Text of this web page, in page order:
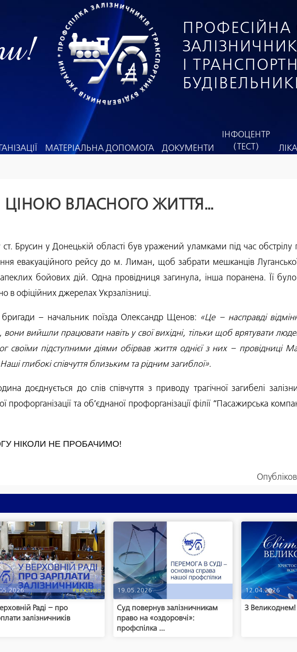
ПРОФЕСІЙНА
І
МАТЕРІАЛЬНА ДОПОМОГА ДОКУМЕНТИ
ІНФОЦЕНТР
(ТЕСТ)
ЦІНОЮ ВЛАСНОГО ЖИТТЯ…
Брусин у Донецькій області був уражений уламками під час обстрілу
евакуаційного рейсу до м. Лиман, щоб забрати мешканців
бойових дій. Одна провідниця загинула, інша поранена. Її
в офіційних джерелах Укрзалізниці.
бригади – начальник поїзда Олександр Щенов: «Це – насправді
вийшли працювати навіть у свої вихідні, тільки щоб врятувати
своїми підступними діями обірвав життя однієї з них – провідниці
глибокі співчуття близьким та рідним загиблої».
профорганізації та об’єднаної профорганізації філії “Пасажирська
НІКОЛИ НЕ ПРОБАЧИМО!
#важливо
Раді – про
залізничників
19.05.2026
Суд повернув залізничникам
право на «оздоровчі»:
профспілка ...
12.04.2026
З Великоднем!